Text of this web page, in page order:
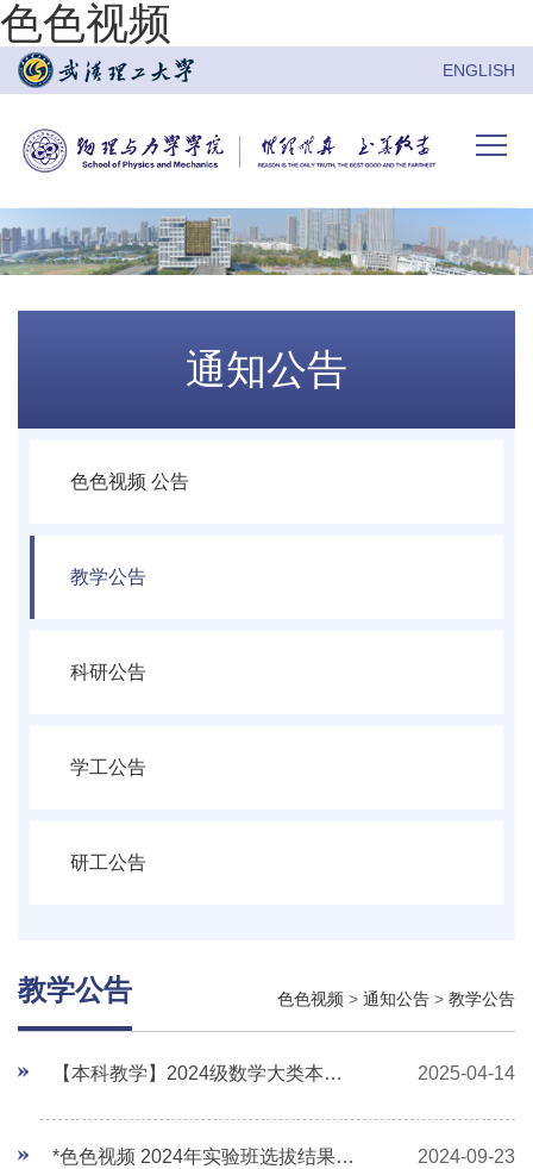
色色视频
ENGLISH
通知公告
色色视频 公告
教学公告
科研公告
学工公告
研工公告
教学公告 色色视频 > 通知公告 > 教学公告
【本科教学】2024级数学大类本科生专业分配实施办法 2025-04-14
*色色视频 2024年实验班选拔结果公示 2024-09-23